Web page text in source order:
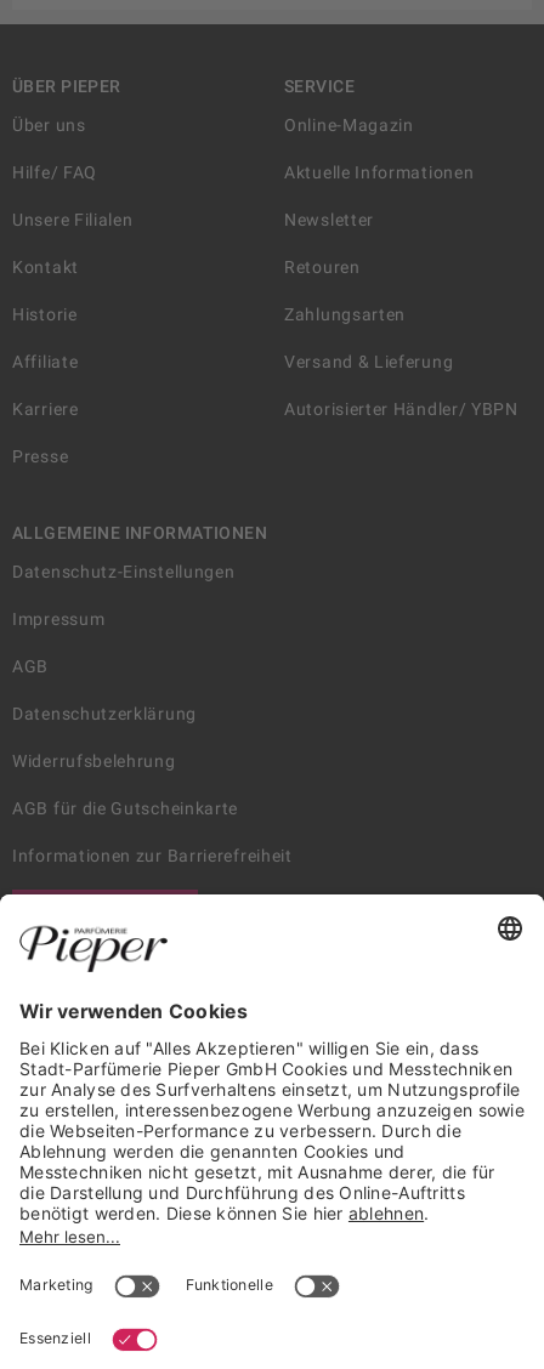
ÜBER PIEPER
Über uns
Hilfe/ FAQ
Unsere Filialen
Kontakt
Historie
Affiliate
Karriere
Presse
SERVICE
Online-Magazin
Aktuelle Informationen
Newsletter
Retouren
Zahlungsarten
Versand & Lieferung
Autorisierter Händler/ YBPN
ALLGEMEINE INFORMATIONEN
Datenschutz-Einstellungen
Impressum
AGB
Datenschutzerklärung
Widerrufsbelehrung
AGB für die Gutscheinkarte
Informationen zur Barrierefreiheit
Trusted Shops Mitglied seit 2010
* unverbindliche Preisempfehlung der Verbundgruppe beauty alliance